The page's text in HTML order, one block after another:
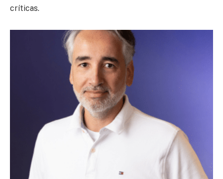
críticas.